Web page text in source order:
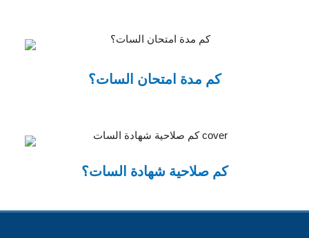
كم مدة امتحان السات؟
كم صلاحية شهادة السات؟